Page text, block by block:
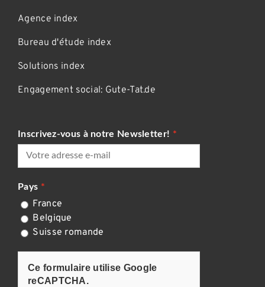
Agence index
Bureau d'étude index
Solutions index
Engagement social: Gute-Tat.de
Inscrivez-vous à notre Newsletter!
Pays
France
Belgique
Suisse romande
Ce formulaire utilise Google
reCAPTCHA.